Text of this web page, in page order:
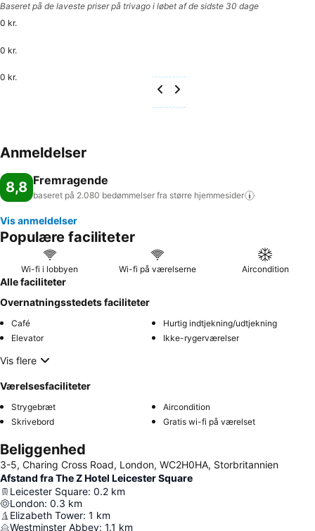
Baseret på de laveste priser på trivago i løbet af de sidste 30 dage
0 kr.
0 kr.
0 kr.
Anmeldelser
8,8 Fremragende
baseret på 2.080 bedømmelser fra større hjemmesider
Vis anmeldelser
Populære faciliteter
Wi-fi i lobbyen Wi-fi på værelserne Aircondition
Alle faciliteter
Overnatningsstedets faciliteter
Café
Hurtig indtjekning/udtjekning
Elevator
Ikke-rygerværelser
Vis flere
Værelsesfaciliteter
Strygebræt
Aircondition
Skrivebord
Gratis wi-fi på værelset
Beliggenhed
3-5, Charing Cross Road, London, WC2H0HA, Storbritannien
Afstand fra The Z Hotel Leicester Square
Leicester Square: 0.2 km
London: 0.3 km
Elizabeth Tower: 1 km
Westminster Abbey: 1.1 km